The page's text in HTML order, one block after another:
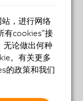
Ltd.
，进行网络
有cookies”接
无论做出何种
。有关更多
的政策和我们